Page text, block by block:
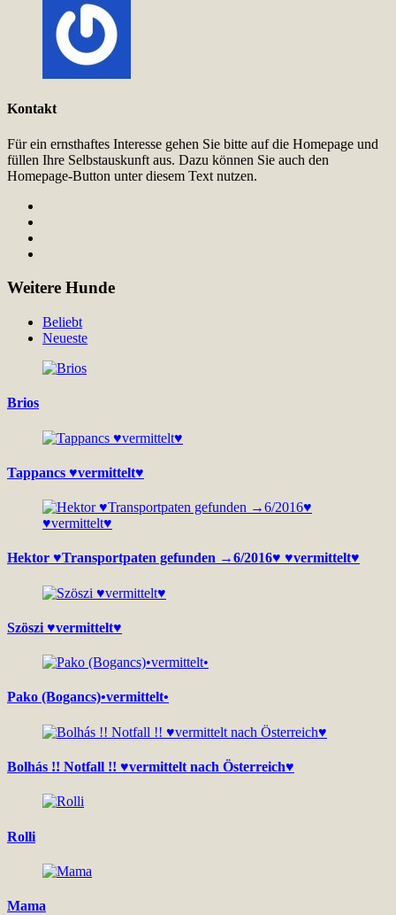
Kontakt
Für ein ernsthaftes Interesse gehen Sie bitte auf die Homepage und
füllen Ihre Selbstauskunft aus. Dazu können Sie auch den
Homepage-Button unter diesem Text nutzen.
Weitere Hunde
Beliebt
Neueste
Brios
Tappancs ♥vermittelt♥
Hektor ♥Transportpaten gefunden →6/2016♥ ♥vermittelt♥
Szöszi ♥vermittelt♥
Pako (Bogancs)•vermittelt•
Bolhás !! Notfall !! ♥vermittelt nach Österreich♥
Rolli
Mama